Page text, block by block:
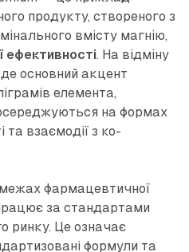
продукту, створеного з
вмісту магнію,
ефективності. На відміну
де основний акцент
елемента,
на формах
та взаємодії з ко-
фармацевтичної
за стандартами
ринку. Це означає
формули та